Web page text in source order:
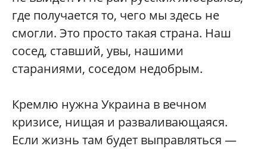
где получается то, чего мы здесь не
смогли. Это просто такая страна. Наш
сосед, ставший, увы, нашими
стараниями, соседом недобрым.
Кремлю нужна Украина в вечном
кризисе, нищая и разваливающаяся.
Если жизнь там будет выправляться —